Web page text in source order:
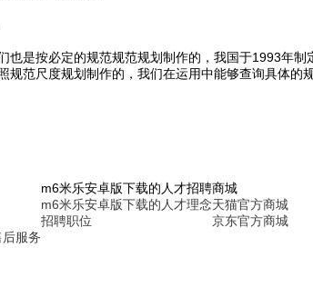
是按必定的规范规范规划制作的，我国于1993年
范尺度规划制作的，我们在运用中能够查询具体的规
服务
m6米乐安卓版下载的人才招聘
m6米乐安卓版下载的人才理念
招聘职位
商城
天猫官方商城
京东官方商城